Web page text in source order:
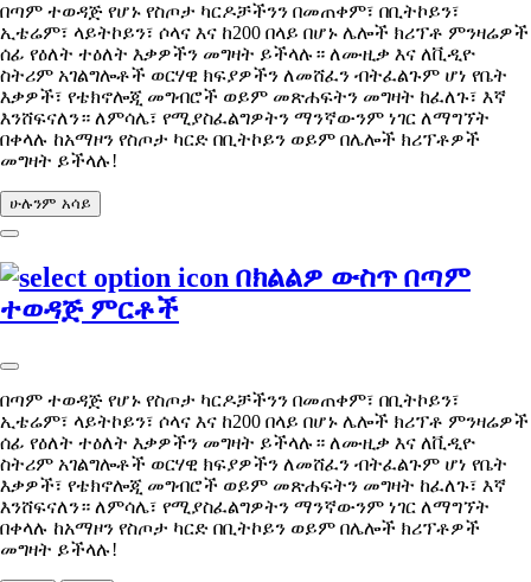
በጣም ተወዳጅ የሆኑ የስጦታ ካርዶቻችንን በመጠቀም፣ በቢትኮይን፣
ኢቴሬም፣ ላይትኮይን፣ ሶላና እና ከ200 በላይ በሆኑ ሌሎች ክሪፕቶ ምንዛሬዎች
ሰፊ የዕለት ተዕለት እቃዎችን መግዛት ይችላሉ። ለሙዚቃ እና ለቪዲዮ
ስትሪም አገልግሎቶች ወርሃዊ ክፍያዎችን ለመሸፈን ብትፈልጉም ሆነ የቤት
እቃዎች፣ የቴክኖሎጂ መግብሮች ወይም መጽሐፍትን መግዛት ከፈለጉ፣ እኛ
እንሸፍናለን። ለምሳሌ፣ የሚያስፈልግዎትን ማንኛውንም ነገር ለማግኘት
በቀላሉ ከአማዞን የስጦታ ካርድ በቢትኮይን ወይም በሌሎች ክሪፕቶዎች
መግዛት ይችላሉ!
ሁሉንም አሳይ
በክልልዎ ውስጥ በጣም
ተወዳጅ ምርቶች
በጣም ተወዳጅ የሆኑ የስጦታ ካርዶቻችንን በመጠቀም፣ በቢትኮይን፣
ኢቴሬም፣ ላይትኮይን፣ ሶላና እና ከ200 በላይ በሆኑ ሌሎች ክሪፕቶ ምንዛሬዎች
ሰፊ የዕለት ተዕለት እቃዎችን መግዛት ይችላሉ። ለሙዚቃ እና ለቪዲዮ
ስትሪም አገልግሎቶች ወርሃዊ ክፍያዎችን ለመሸፈን ብትፈልጉም ሆነ የቤት
እቃዎች፣ የቴክኖሎጂ መግብሮች ወይም መጽሐፍትን መግዛት ከፈለጉ፣ እኛ
እንሸፍናለን። ለምሳሌ፣ የሚያስፈልግዎትን ማንኛውንም ነገር ለማግኘት
በቀላሉ ከአማዞን የስጦታ ካርድ በቢትኮይን ወይም በሌሎች ክሪፕቶዎች
መግዛት ይችላሉ!